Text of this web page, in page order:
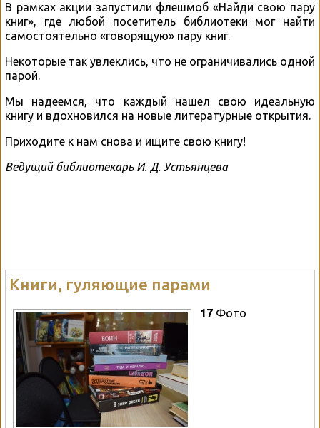
В рамках акции запустили флешмоб «Найди свою пару
книг», где любой посетитель библиотеки мог найти
самостоятельно «говорящую» пару книг.
Некоторые так увлеклись, что не ограничивались одной
парой.
Мы надеемся, что каждый нашел свою идеальную
книгу и вдохновился на новые литературные открытия.
Приходите к нам снова и ищите свою книгу!
Ведущий библиотекарь И. Д. Устьянцева
Книги, гуляющие парами
17 Фото